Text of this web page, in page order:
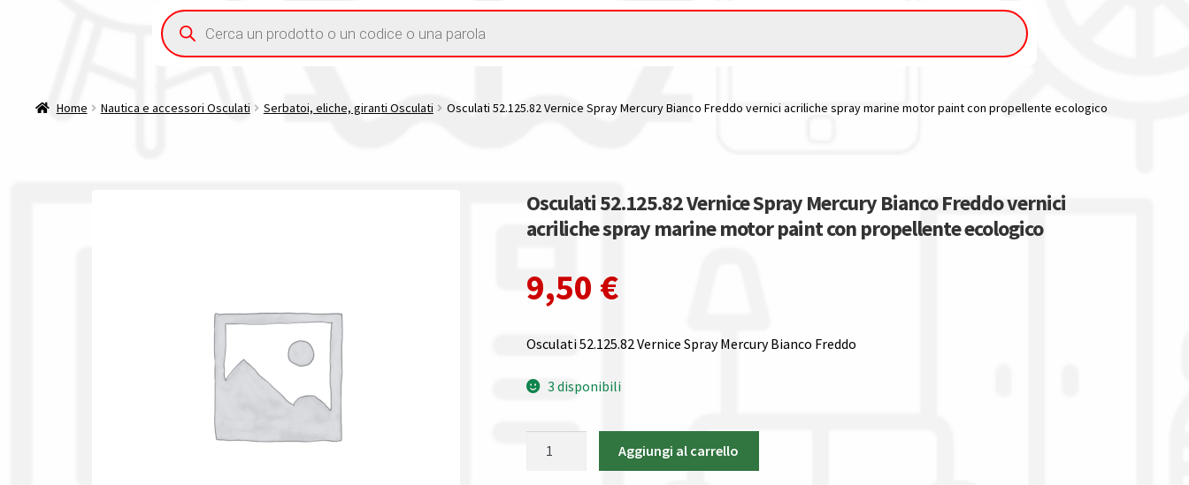
Acquisto iva 4% (agevolata)Chi siamoCondizioni generaliConfrontaConfrontaI nostri negoziRiepilogo ordine
Spedizioni in europaSpedizioni in italiaTutte le categorie dei prodottiWishlistCheckoutIl mio account
Ricerca
prodotti
Home Nautica e accessori Osculati Serbatoi, eliche, giranti Osculati Osculati 52.125.82 Vernice Spray Mercury Bianco Freddo vernici acriliche spray marine motor paint con propellente ecologico
Osculati 52.125.82 Vernice Spray Mercury Bianco Freddo vernici
acriliche spray marine motor paint con propellente ecologico
9,50 €
Osculati 52.125.82 Vernice Spray Mercury Bianco Freddo
3 disponibili
Aggiungi al carrello